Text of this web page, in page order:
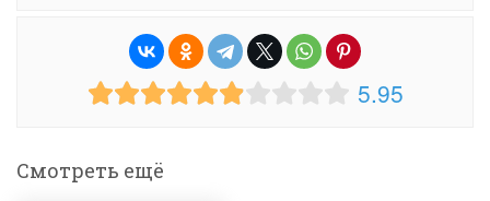
5.95
Смотреть ещё